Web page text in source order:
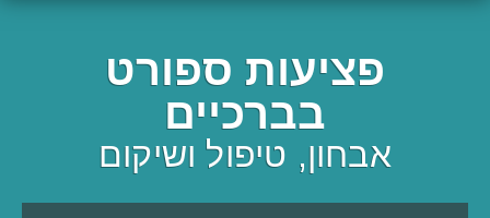
פציעות ספורט
בברכיים
אבחון, טיפול ושיקום